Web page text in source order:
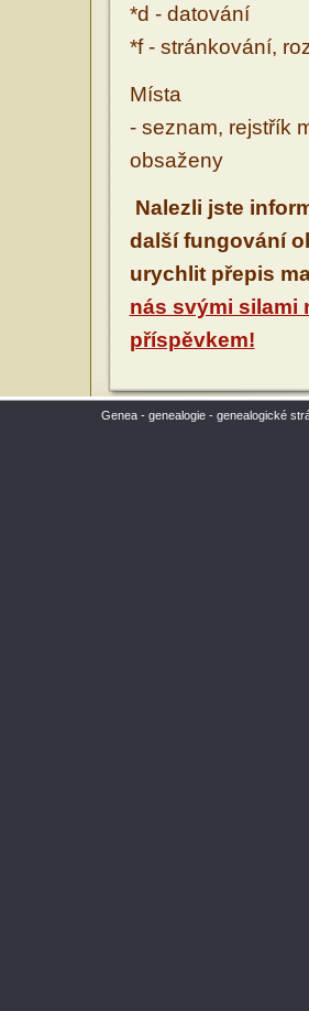
*d - datování
*f - stránkování,
Místa
- seznam, rejstřík
obsaženy
Nalezli jste
další fungování
urychlit přepis
nás svými silami
příspěvkem!
Genea - genealogie - genealogické